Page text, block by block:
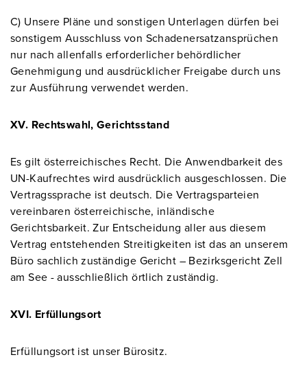
C) Unsere Pläne und sonstigen Unterlagen dürfen bei
sonstigem Ausschluss von Schadenersatzansprüchen
nur nach allenfalls erforderlicher behördlicher
Genehmigung und ausdrücklicher Freigabe durch uns
zur Ausführung verwendet werden.
XV. Rechtswahl, Gerichtsstand
Es gilt österreichisches Recht. Die Anwendbarkeit des
UN-Kaufrechtes wird ausdrücklich ausgeschlossen. Die
Vertragssprache ist deutsch. Die Vertragsparteien
vereinbaren österreichische, inländische
Gerichtsbarkeit. Zur Entscheidung aller aus diesem
Vertrag entstehenden Streitigkeiten ist das an unserem
Büro sachlich zuständige Gericht – Bezirksgericht Zell
am See - ausschließlich örtlich zuständig.
XVI. Erfüllungsort
Erfüllungsort ist unser Bürositz.